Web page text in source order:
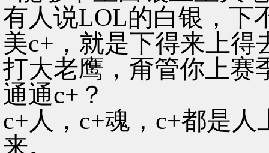
有人说LOL的白银，下
美c+，就是下得来上得
打大老鹰，甭管你上赛
通通c+？
c+人，c+魂，c+都是
来。